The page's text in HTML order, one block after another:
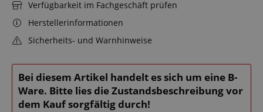
Bei diesem Artikel handelt es sich um eine B-
Ware. Bitte lies die Zustandsbeschreibung vor
dem Kauf sorgfältig durch!
Verfügbarkeit im Fachgeschäft prüfen
Herstellerinformationen
Sicherheits- und Warnhinweise